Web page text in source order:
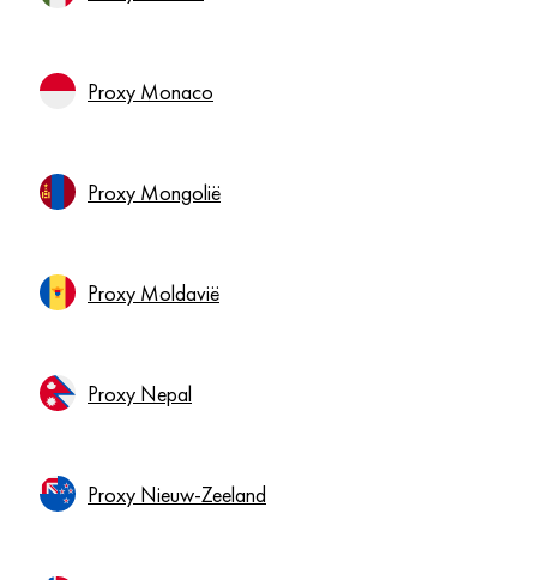
Proxy Monaco
Proxy Mongolië
Proxy Moldavië
Proxy Nepal
Proxy Nieuw-Zeeland